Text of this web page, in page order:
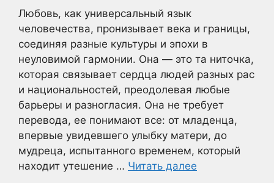
Любовь, как универсальный язык
человечества, пронизывает века и границы,
соединяя разные культуры и эпохи в
неуловимой гармонии. Она — это та ниточка,
которая связывает сердца людей разных рас
и национальностей, преодолевая любые
барьеры и разногласия. Она не требует
перевода, ее понимают все: от младенца,
впервые увидевшего улыбку матери, до
мудреца, испытанного временем, который
находит утешение … Читать далее